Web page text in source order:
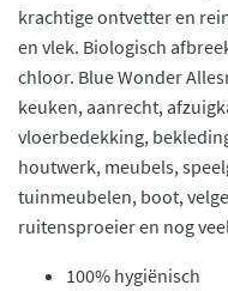
krachtige ontvetter en
en vlek. Biologisch
chloor. Blue Wonder
keuken, aanrecht,
vloerbedekking,
houtwerk, meubels,
tuinmeubelen, boot,
ruitensproeier en nog
100% hygiënisch